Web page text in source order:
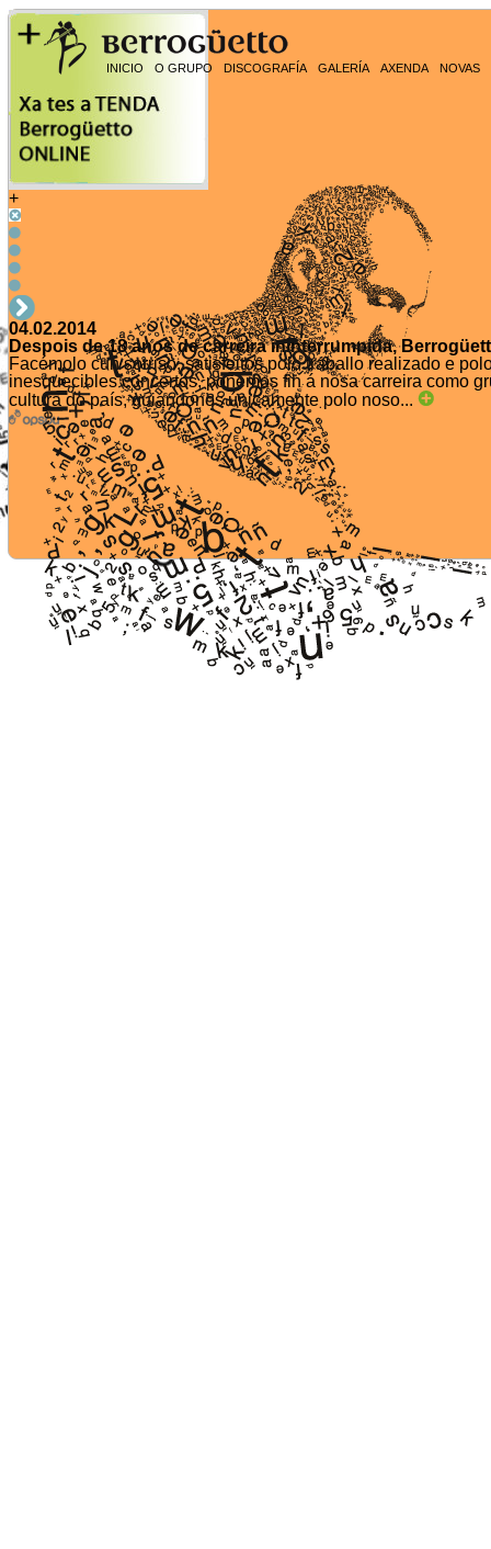
INICIO O GRUPO DISCOGRAFÍA GALERÍA AXENDA NOVAS
+
04.02.2014
Despois de 18 anos de carreira ininterrumpida,
Facémolo cun sorriso, satisfeitos polo traballo realizado e
inesquecibles concertos, poñemos fin á nosa carreira como
cultura do país, guiándonos únicamente polo noso...